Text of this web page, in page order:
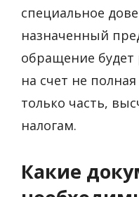
специальное
назначенный
обращение будет
на счет не
только часть,
налогам.
Какие